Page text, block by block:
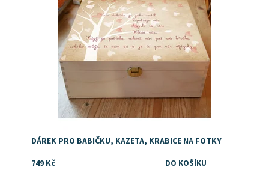
DÁREK PRO BABIČKU, KAZETA, KRABICE NA FOTKY
749 Kč